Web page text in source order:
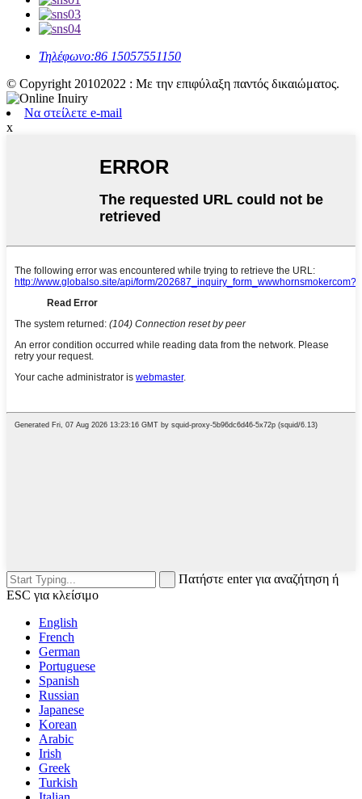
Τηλέφωνο:86 15057551150
© Copyright 20102022 : Με την επιφύλαξη παντός δικαιώματος.
Να στείλετε e-mail
x
Πατήστε enter για αναζήτηση ή
ESC για κλείσιμο
English
French
German
Portuguese
Spanish
Russian
Japanese
Korean
Arabic
Irish
Greek
Turkish